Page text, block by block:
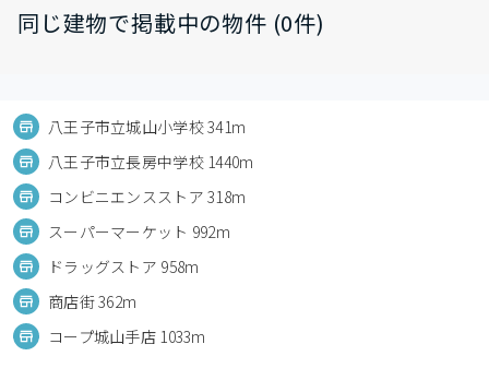
同じ建物で掲載中の物件 (0件)
八王子市立城山小学校 341m
八王子市立長房中学校 1440m
コンビニエンスストア 318m
スーパーマーケット 992m
ドラッグストア 958m
商店街 362m
コープ城山手店 1033m